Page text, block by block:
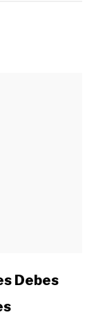
Debes